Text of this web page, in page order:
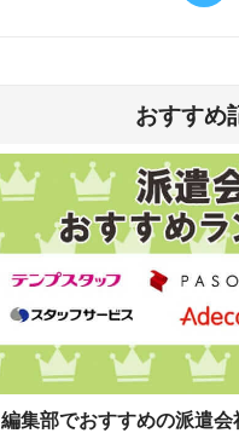
おすすめ
編集部でおすすめの派遣